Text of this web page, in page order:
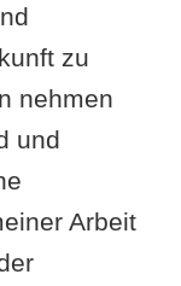
zu
nehmen
und
Arbeit